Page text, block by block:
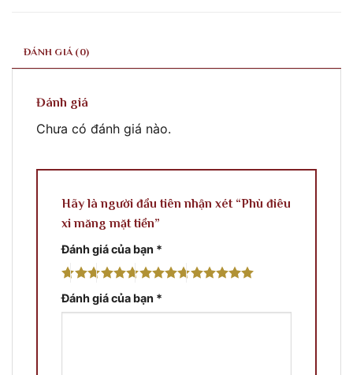
ĐÁNH GIÁ (0)
Đánh giá
Chưa có đánh giá nào.
Hãy là người đầu tiên nhận xét “Phù điêu
xi măng mặt tiền”
Đánh giá của bạn *
Đánh giá của bạn *